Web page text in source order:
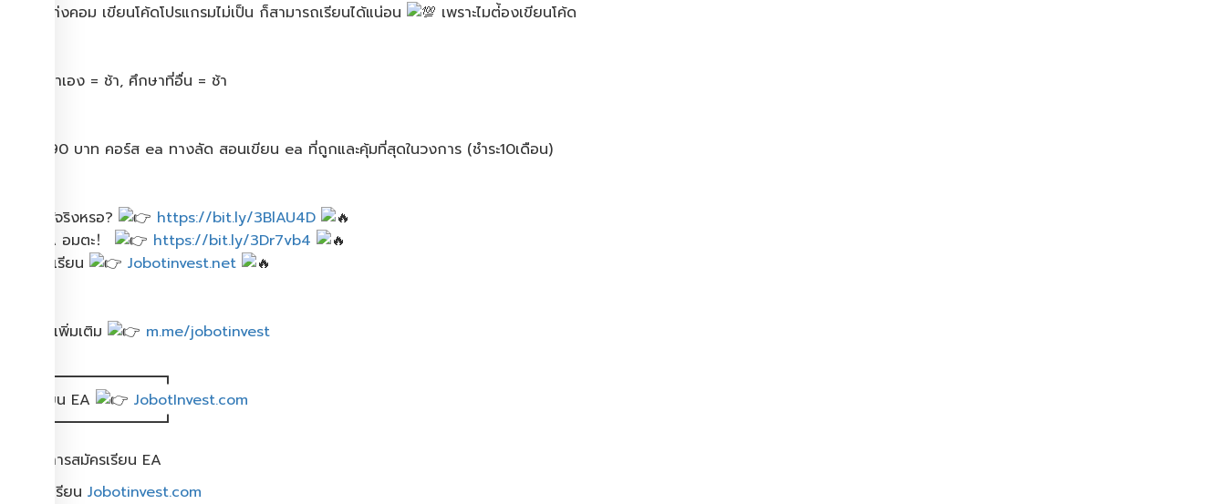
เทรดไม่เก่งคอม เขียนโค้ดโปรแกรมไม่เป็น ก็สามารถเรียนได้แน่อน
เพราะไมต่้องเขียนโค้ด
ศึกษาเอง = ช้า, ศึกษาที่อื่น = ช้า
เพียง 990 บาท คอร์ส ea ทางลัด สอนเขียน ea ที่ถูกและคุ้มที่สุดในวงการ (ชำระ10เดือน)
ทำเงินได้จริงหรอ?
https://bit.ly/3BlAU4D
5 ข้อ EA อมตะ！
https://bit.ly/3Dr7vb4
ดูรีวิวนักเรียน
Jobotinvest.net
สอบถามเพิ่มเติม m.me/jobotinvest
┏━━━━━━━━━━┓
สมัครเรียน EA
JobotInvest.com
┗━━━━━━━━━━┛
ขั้นตอนการสมัครเรียน EA
1.เข้าเว็บเรียน Jobotinvest.com